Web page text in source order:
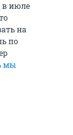
в июле
на
по
мы